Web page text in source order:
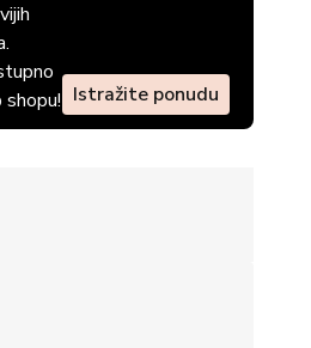
Istražite ponudu